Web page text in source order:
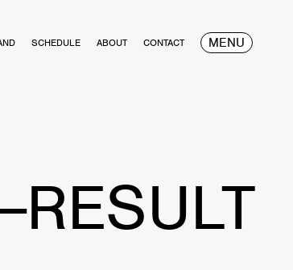
SCHEDULE ABOUT CONTACT MENU